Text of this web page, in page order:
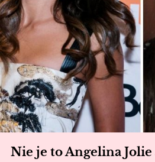
Nie je to Angelina